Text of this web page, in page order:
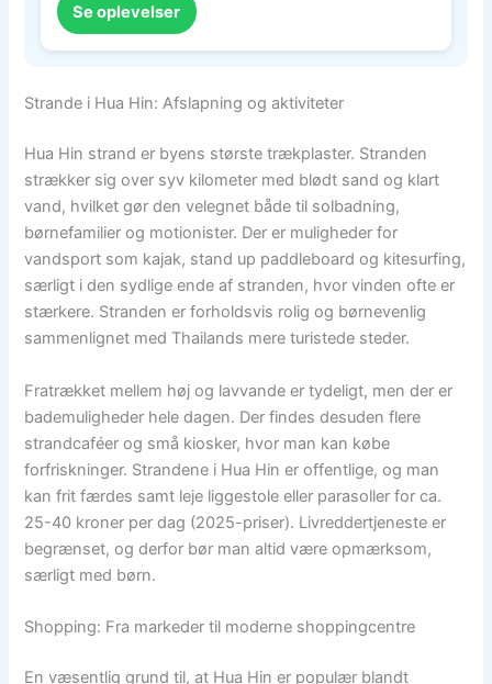
Se oplevelser
Strande i Hua Hin: Afslapning og aktiviteter
Hua Hin strand er byens største trækplaster. Stranden
strækker sig over syv kilometer med blødt sand og klart
vand, hvilket gør den velegnet både til solbadning,
børnefamilier og motionister. Der er muligheder for
vandsport som kajak, stand up paddleboard og kitesurfing,
særligt i den sydlige ende af stranden, hvor vinden ofte er
stærkere. Stranden er forholdsvis rolig og børnevenlig
sammenlignet med Thailands mere turistede steder.
Fratrækket mellem høj og lavvande er tydeligt, men der er
bademuligheder hele dagen. Der findes desuden flere
strandcaféer og små kiosker, hvor man kan købe
forfriskninger. Strandene i Hua Hin er offentlige, og man
kan frit færdes samt leje liggestole eller parasoller for ca.
25-40 kroner per dag (2025-priser). Livreddertjeneste er
begrænset, og derfor bør man altid være opmærksom,
særligt med børn.
Shopping: Fra markeder til moderne shoppingcentre
En væsentlig grund til, at Hua Hin er populær blandt